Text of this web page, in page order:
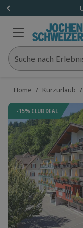
Suche nach
Home / Kurzurlaub /
-15% CLUB DEAL